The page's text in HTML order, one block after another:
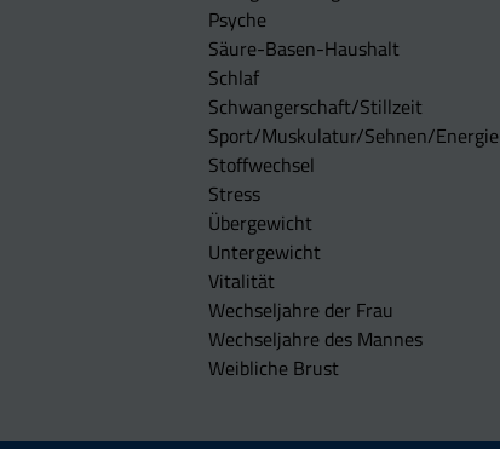
Kirsche, sauer
Weintraube
Kirsche, süß
Hagebutte
Pfirsich (in Dosen)
Ananas (in Dosen)
Psyche
Säure-Basen-Haushalt
Schlaf
Schwangerschaft/Stillzeit
Sport/Muskulatur/Sehnen/Energie
Stoffwechsel
Stress
Übergewicht
Untergewicht
Vitalität
Wechseljahre der Frau
Wechseljahre des Mannes
Weibliche Brust